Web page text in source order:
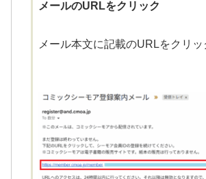
メールのURLをクリック
メール本文に記載のURLをクリッ